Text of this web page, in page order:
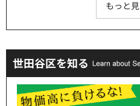
もっと
世田谷区を知る